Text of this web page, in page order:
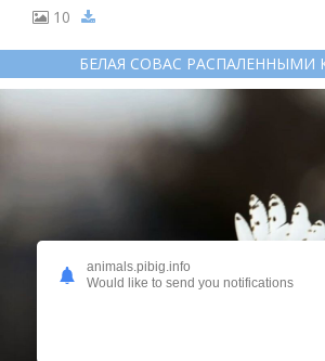
10
БЕЛАЯ СОВАС РАСПАЛЕННЫМИ
animals.pibig.info
Would like to send you notifications